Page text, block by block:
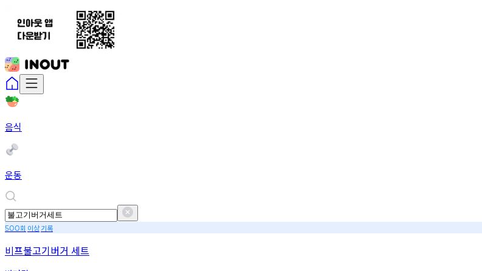
음식
운동
500회 이상기록
비프불고기버거 세트